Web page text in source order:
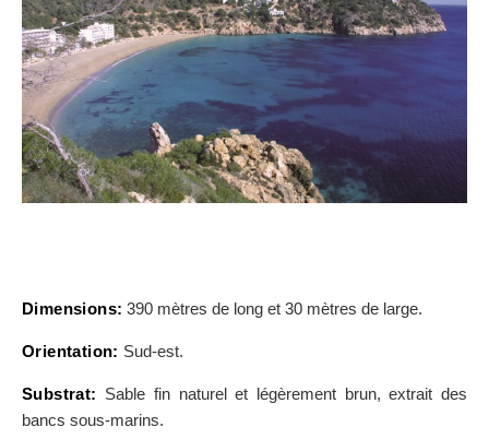
Dimensions: 390 mètres de long et 30 mètres de large.
Orientation: Sud-est.
Substrat: Sable fin naturel et légèrement brun, extrait des
bancs sous-marins.